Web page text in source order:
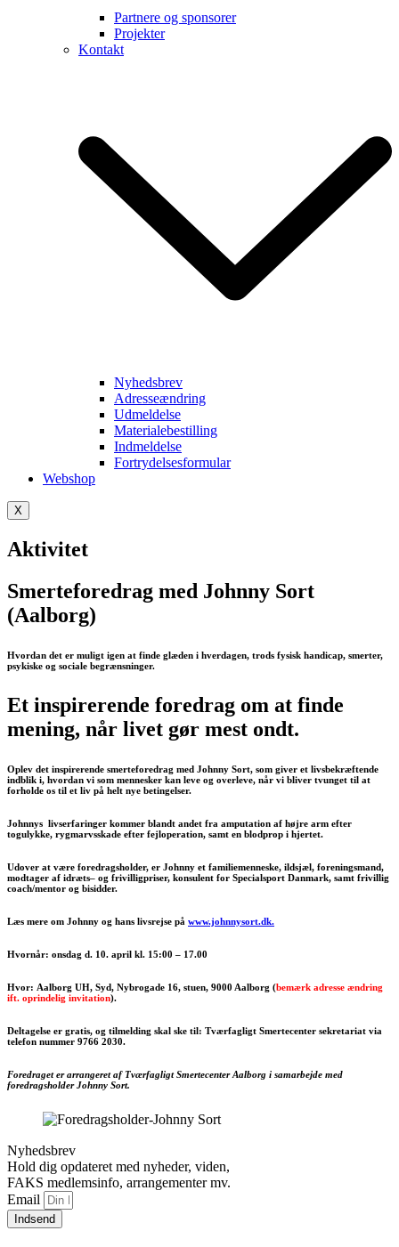
Partnere og sponsorer
Projekter
Kontakt
Nyhedsbrev
Adresseændring
Udmeldelse
Materialebestilling
Indmeldelse
Fortrydelsesformular
Webshop
X
Aktivitet
Smerteforedrag med Johnny Sort
(Aalborg)
Hvordan det er muligt igen at finde glæden i hverdagen, trods fysisk handicap, smerter,
psykiske og sociale begrænsninger.
Et inspirerende foredrag om at finde
mening, når livet gør mest ondt.
Oplev det inspirerende smerteforedrag med Johnny Sort, som giver et livsbekræftende
indblik i, hvordan vi som mennesker kan leve og overleve, når vi bliver tvunget til at
forholde os til et liv på helt nye betingelser.
Johnnys livserfaringer kommer blandt andet fra amputation af højre arm efter
togulykke, rygmarvsskade efter fejloperation, samt en blodprop i hjertet.
Udover at være foredragsholder, er Johnny et familiemenneske, ildsjæl, foreningsmand,
modtager af idræts– og frivilligpriser, konsulent for Specialsport Danmark, samt frivillig
coach/mentor og bisidder.
Læs mere om Johnny og hans livsrejse på www.johnnysort.dk.
Hvornår: onsdag d. 10. april kl. 15:00 – 17.00
Hvor: Aalborg UH, Syd, Nybrogade 16, stuen, 9000 Aalborg (bemærk adresse ændring
ift. oprindelig invitation).
Deltagelse er gratis, og tilmelding skal ske til: Tværfagligt Smertecenter sekretariat via
telefon nummer 9766 2030.
Foredraget er arrangeret afTværfagligtSmertecenter Aalborg i samarbejde med
foredragsholder Johnny Sort.
Nyhedsbrev
Hold dig opdateret med nyheder, viden,
FAKS medlemsinfo, arrangementer mv.
Email
Indsend